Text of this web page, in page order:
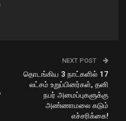
NEXT POST
தொடங்கிய 3 நாட்களில் 17
லட்சம் உறுப்பினர்கள், தனி
நபர் அமைப்புகளுக்கு
அண்ணாமலை கடும்
எச்சரிக்கை!